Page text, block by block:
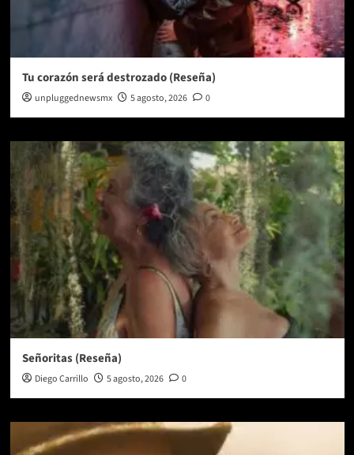
Tu corazón será destrozado (Reseña)
unpluggednewsmx 5 agosto, 2026 0
Señoritas (Reseña)
Diego Carrillo 5 agosto, 2026 0